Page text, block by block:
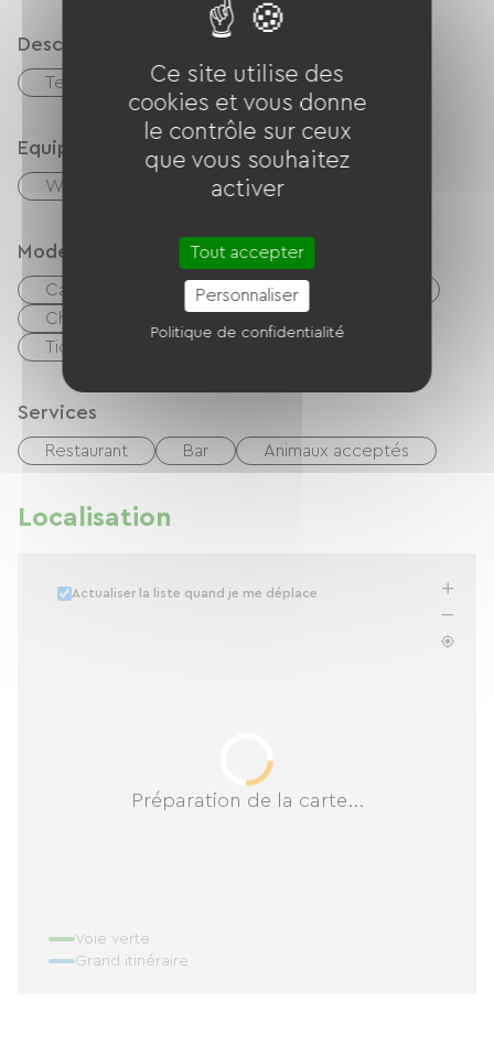
Description
Terrasse Garage
Equipements
Wifi gratuit
Modes de paiement
Carte Bancaire Chèques
Chèques vacances (ANCV)
Tickets restaurants
Services
Restaurant Bar Animaux acceptés
Localisation
Préparation de la carte...
Actualiser la liste quand je me déplace
Voie verte
Grand itinéraire
Ce site utilise des
cookies et vous donne
le contrôle sur ceux
que vous souhaitez
activer
Tout accepter
Personnaliser
Politique de confidentialité